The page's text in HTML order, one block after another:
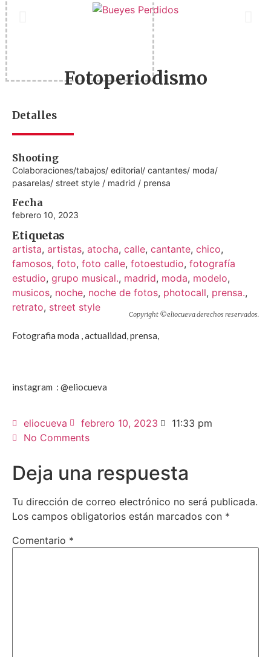
Fotoperiodismo
Detalles
Shooting
Colaboraciones/tabajos/ editorial/ cantantes/ moda/
pasarelas/ street style / madrid / prensa
Fecha
febrero 10, 2023
Etiquetas
artista, artistas, atocha, calle, cantante, chico,
famosos, foto, foto calle, fotoestudio, fotografía
estudio, grupo musical., madrid, moda, modelo,
musicos, noche, noche de fotos, photocall, prensa.,
retrato, street style
Copyright ©eliocueva derechos reservados.
Fotografia moda , actualidad, prensa,
instagram : @eliocueva
eliocueva febrero 10, 2023
11:33 pm
No Comments
Deja una respuesta
Tu dirección de correo electrónico no será publicada.
Los campos obligatorios están marcados con *
Comentario *